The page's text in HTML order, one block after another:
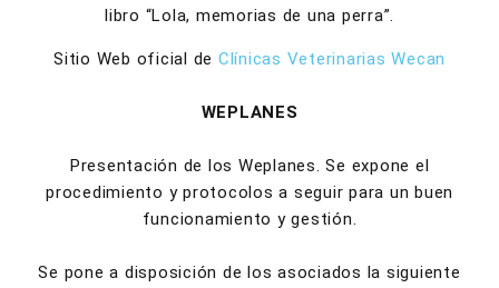
libro “Lola, memorias de una perra”.
Sitio Web oficial de Clínicas Veterinarias Wecan
WEPLANES
Presentación de los Weplanes. Se expone el
procedimiento y protocolos a seguir para un buen
funcionamiento y gestión.
Se pone a disposición de los asociados la siguiente